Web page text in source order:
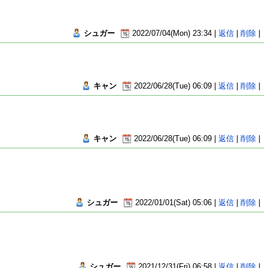
シュガー 2022/07/04(Mon) 23:34 | 返信| 削除|
キャン 2022/06/28(Tue) 06:09 | 返信| 削除|
キャン 2022/06/28(Tue) 06:09 | 返信| 削除|
シュガー 2022/01/01(Sat) 05:06 | 返信| 削除|